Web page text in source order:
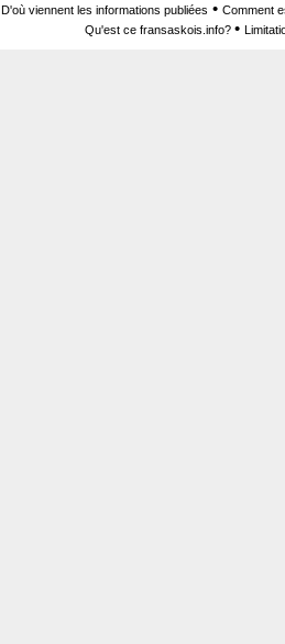
D'où viennent les informations publiées • Comment
Qu'est ce fransaskois.info? •